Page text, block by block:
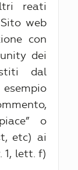
reati
web
con
dei
dal
o
etc) ai
1, lett. f)